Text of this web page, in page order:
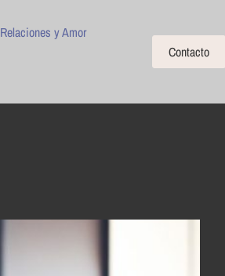
Relaciones y Amor
Contacto